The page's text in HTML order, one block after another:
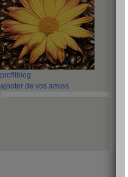
profil blog
ajouter de vos amies